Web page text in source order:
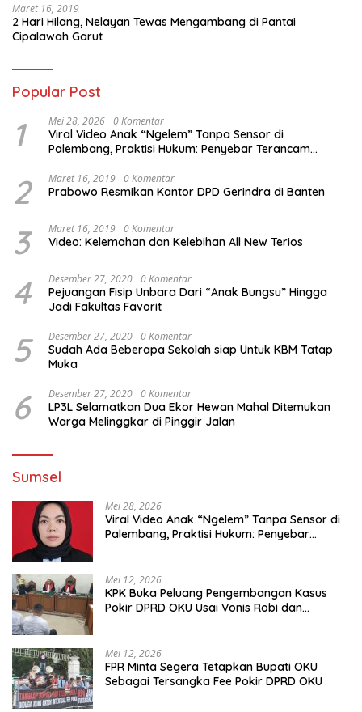
Maret 16, 2019
2 Hari Hilang, Nelayan Tewas Mengambang di Pantai
Cipalawah Garut
Popular Post
1 Mei 28, 2026 0 Komentar
Viral Video Anak “Ngelem” Tanpa Sensor di
Palembang, Praktisi Hukum: Penyebar Terancam
2 Maret 16, 2019 0 Komentar
Prabowo Resmikan Kantor DPD Gerindra di Banten
3 Maret 16, 2019 0 Komentar
Video: Kelemahan dan Kelebihan All New Terios
4 Desember 27, 2020 0 Komentar
Pejuangan Fisip Unbara Dari “Anak Bungsu” Hingga
Jadi Fakultas Favorit
5 Desember 27, 2020 0 Komentar
Sudah Ada Beberapa Sekolah siap Untuk KBM Tatap
Muka
6 Desember 27, 2020 0 Komentar
LP3L Selamatkan Dua Ekor Hewan Mahal Ditemukan
Warga Melinggkar di Pinggir Jalan
Sumsel
Mei 28, 2026
Viral Video Anak “Ngelem” Tanpa Sensor di
Palembang, Praktisi Hukum: Penyebar
Mei 12, 2026
KPK Buka Peluang Pengembangan Kasus
Pokir DPRD OKU Usai Vonis Robi dan
Mei 12, 2026
FPR Minta Segera Tetapkan Bupati OKU
Sebagai Tersangka Fee Pokir DPRD OKU